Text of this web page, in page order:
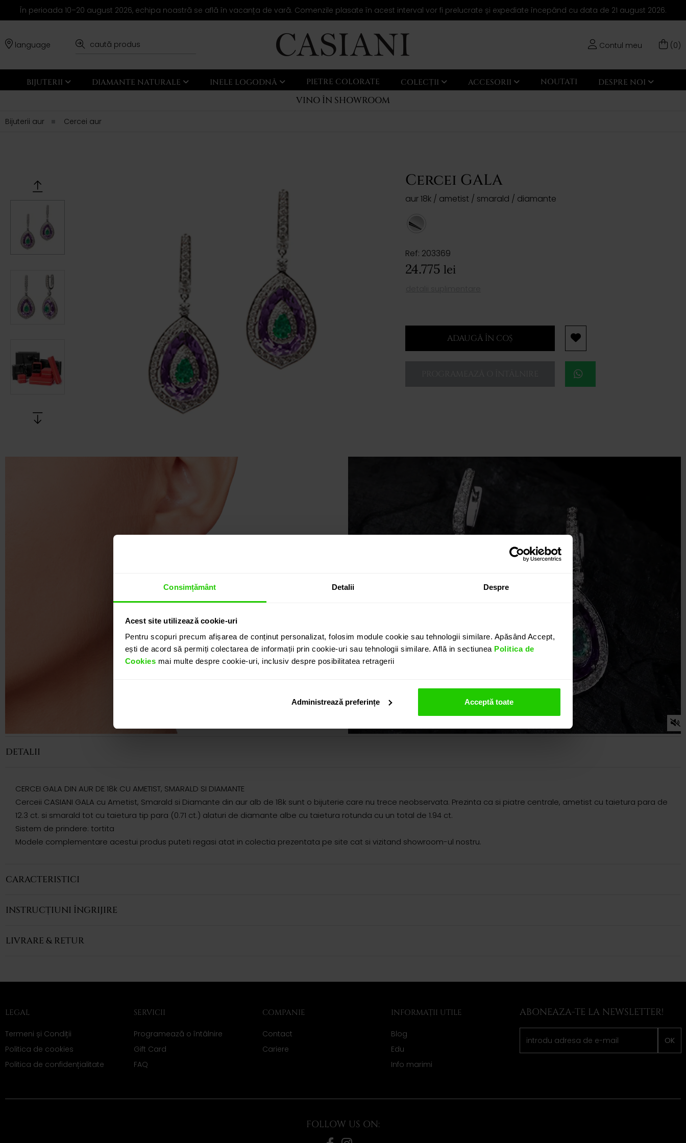
Consimțământ Detalii Despre
Acest site utilizează cookie-uri
Pentru scopuri precum afișarea de conținut personalizat, folosim module cookie sau tehnologii similare. Apăsând Accept,
ești de acord să permiți colectarea de informații prin cookie-uri sau tehnologii similare. Află in sectiunea Politica de
Cookies mai multe despre cookie-uri, inclusiv despre posibilitatea retragerii
Administrează preferințe Acceptă toate
În perioada 10–20 august 2026, echipa noastră se află în vacanța de vară. Comenzile plasate în acest interval vor fi prelucrate și expediate începând cu data de 21 august 2026.
language Contul meu (0)
BIJUTERII DIAMANTE NATURALE INELE LOGODNĂ PIETRE COLORATE COLECȚII ACCESORII NOUTATI DESPRE NOI
VINO ÎN SHOWROOM
Bijuterii aur Cercei aur
Cercei GALA
aur 18k / ametist / smarald / diamante
Ref: 203369
24.775 lei
ADAUGĂ ÎN COȘ
DETALII
CERCEI GALA DIN AUR DE 18k CU AMETIST, SMARALD SI DIAMANTE
Cerceii CASIANI GALA cu Ametist, Smarald si Diamante din aur alb de 18k sunt o bijuterie care nu trece neobservata. Prezinta ca si piatre centrale, ametist cu taietura para de
12.3 ct. si smarald tot cu taietura tip para (0.71 ct.) alaturi de diamante albe cu taietura rotunda cu un total de 1.94 ct.
Sistem de prindere: tortita
Modele complementare acestui produs puteti regasi atat in colectia prezentata pe site cat si vizitand showroom-ul nostru.
CARACTERISTICI
INSTRUCȚIUNI ÎNGRIJIRE
LIVRARE & RETUR
LEGAL
Termeni și Condiții
Politica de cookies
Politica de confidențialitate
SERVICII
Programează o întâlnire
Gift Card
FAQ
COMPANIE
Contact
Cariere
INFORMAȚII UTILE
Blog
Edu
Info marimi
ABONEAZA-TE LA NEWSLETTER!
OK
FOLLOW US ON: